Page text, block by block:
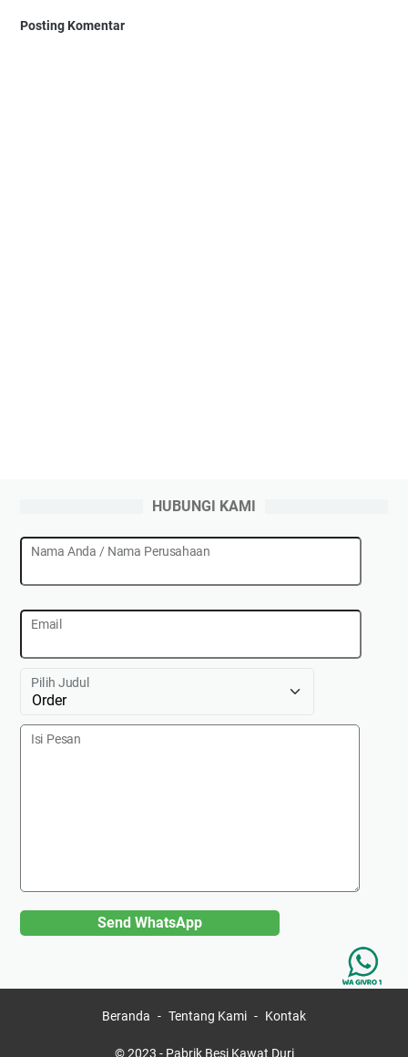
Posting Komentar
HUBUNGI KAMI
Nama Anda / Nama Perusahaan
Email
Pilih Judul
Isi Pesan
Send WhatsApp
Beranda Tentang Kami Kontak
© 2023 - Pabrik Besi Kawat Duri